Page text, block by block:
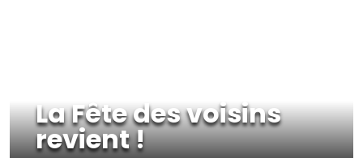
La Fête des voisins
revient !